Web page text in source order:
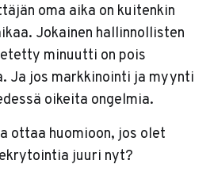
oma aika on kuitenkin
Jokainen hallinnollisten
minuutti on pois
Ja jos markkinointi ja myynti
oikeita ongelmia.
ottaa huomioon, jos olet
juuri nyt?